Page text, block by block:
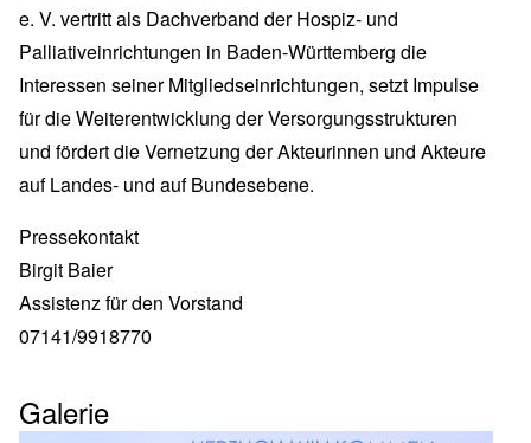
e. V. vertritt als Dachverband der Hospiz- und
Palliativeinrichtungen in Baden-Württemberg die
Interessen seiner Mitgliedseinrichtungen, setzt Impulse
für die Weiterentwicklung der Versorgungsstrukturen
und fördert die Vernetzung der Akteurinnen und Akteure
auf Landes- und auf Bundesebene.
Pressekontakt
Birgit Baier
Assistenz für den Vorstand
07141/9918770
Galerie